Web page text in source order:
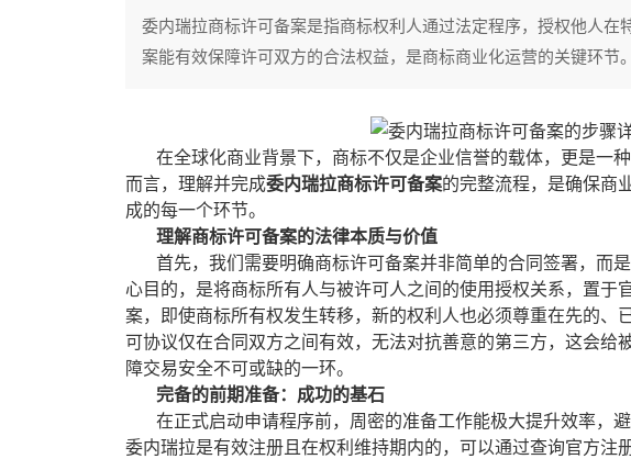
委内瑞拉商标许可备案是指商标权利人通过法定程序，授权他人
案能有效保障许可双方的合法权益，是商标商业化运营的关键环节。
在全球化商业背景下，商标不仅是企业信誉的载体，更是一
而言，理解并完成委内瑞拉商标许可备案的完整流程，是确保商
成的每一个环节。
理解商标许可备案的法律本质与价值
首先，我们需要明确商标许可备案并非简单的合同签署，而
心目的，是将商标所有人与被许可人之间的使用授权关系，置
案，即使商标所有权发生转移，新的权利人也必须尊重在先的
可协议仅在合同双方之间有效，无法对抗善意的第三方，这会
障交易安全不可或缺的一环。
完备的前期准备：成功的基石
在正式启动申请程序前，周密的准备工作能极大提升效率，
委内瑞拉是有效注册且在权利维持期内的，可以通过查询官方